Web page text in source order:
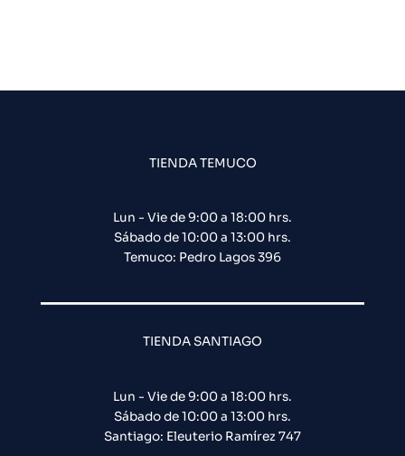
TIENDA TEMUCO
Lun - Vie de 9:00 a 18:00 hrs.
Sábado de 10:00 a 13:00 hrs.
Temuco: Pedro Lagos 396
TIENDA SANTIAGO
Lun - Vie de 9:00 a 18:00 hrs.
Sábado de 10:00 a 13:00 hrs.
Santiago: Eleuterio Ramírez 747​